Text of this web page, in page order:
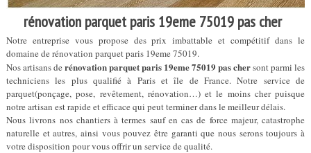
rénovation parquet paris 19eme 75019 pas cher
Notre entreprise vous propose des prix imbattable et compétitif dans le
domaine de rénovation parquet paris 19eme 75019.
Nos artisans de rénovation parquet paris 19eme 75019 pas chersont parmi les
techniciens les plus qualifié à Paris et île de France. Notre service de
parquet(ponçage, pose, revêtement, rénovation…) et le moins cher puisque
notre artisan est rapide et efficace qui peut terminer dans le meilleur délais.
Nous livrons nos chantiers à termes sauf en cas de force majeur, catastrophe
naturelle et autres, ainsi vous pouvez être garanti que nous serons toujours à
votre disposition pour vous offrir un service de qualité.